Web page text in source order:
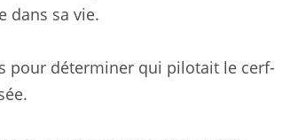
dans sa vie.
pour déterminer qui pilotait le cerf-